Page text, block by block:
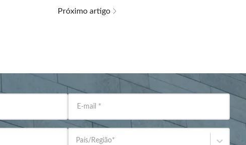
Próximo artigo
E-mail *
País/Região*